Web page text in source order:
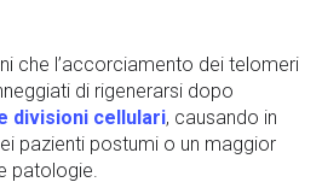
che l’accorciamento dei telomeri
di rigenerarsi dopo
divisioni cellulari, causando in
pazienti postumi o un maggior
patologie.